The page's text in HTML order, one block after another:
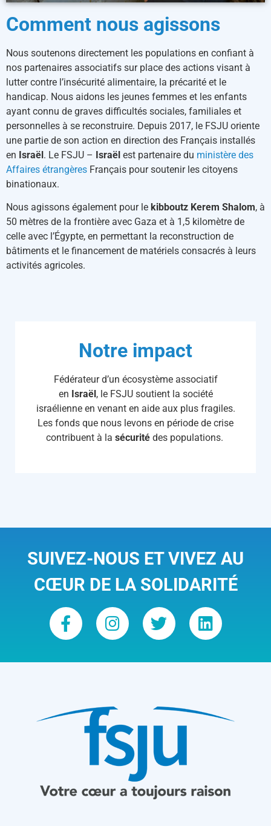
Comment nous agissons
Nous soutenons directement les populations en confiant à
nos partenaires associatifs sur place des actions visant à
lutter contre l’insécurité alimentaire, la précarité et le
handicap. Nous aidons les jeunes femmes et les enfants
ayant connu de graves difficultés sociales, familiales et
personnelles à se reconstruire. Depuis 2017, le FSJU oriente
une partie de son action en direction des Français installés
en Israël. Le FSJU – Israël est partenaire du ministère des
Affaires étrangères Français pour soutenir les citoyens
binationaux.
Nous agissons également pour le kibboutz Kerem Shalom, à
50 mètres de la frontière avec Gaza et à 1,5 kilomètre de
celle avec l’Égypte, en permettant la reconstruction de
bâtiments et le financement de matériels consacrés à leurs
activités agricoles.
Notre impact
Fédérateur d’un écosystème associatif
en Israël, le FSJU soutient la société
israélienne en venant en aide aux plus fragiles.
Les fonds que nous levons en période de crise
contribuent à la sécurité des populations.
SUIVEZ-NOUS ET VIVEZ AU
CŒUR DE LA SOLIDARITÉ